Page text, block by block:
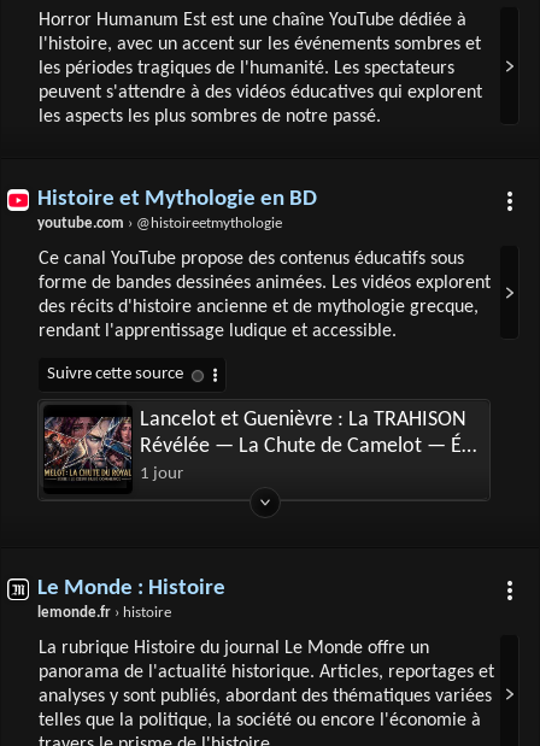
Horror Humanum Est est une chaîne YouTube dédiée à
l'histoire, avec un accent sur les événements sombres et
les périodes tragiques de l'humanité. Les spectateurs
peuvent s'attendre à des vidéos éducatives qui explorent
les aspects les plus sombres de notre passé.
Histoire et Mythologie en BD
youtube.com › @histoireetmythologie
Ce canal YouTube propose des contenus éducatifs sous
forme de bandes dessinées animées. Les vidéos explorent
des récits d'histoire ancienne et de mythologie grecque,
rendant l'apprentissage ludique et accessible.
Lancelot et Guenièvre : La TRAHISON
Révélée — La Chute de Camelot — Ép.
3
1 jour
Le Monde : Histoire
lemonde.fr › histoire
La rubrique Histoire du journal Le Monde offre un
panorama de l'actualité historique. Articles, reportages et
analyses y sont publiés, abordant des thématiques variées
telles que la politique, la société ou encore l'économie à